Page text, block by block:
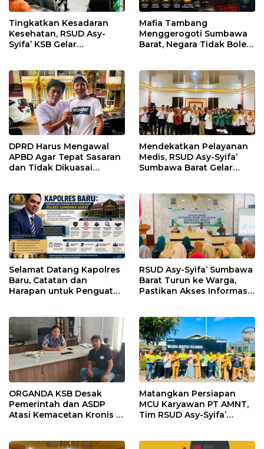
Tingkatkan Kesadaran
Kesehatan, RSUD Asy-
Syifa’ KSB Gelar
Mafia Tambang
Menggerogoti Sumbawa
Barat, Negara Tidak Boleh
DPRD Harus Mengawal
APBD Agar Tepat Sasaran
dan Tidak Dikuasai
Mendekatkan Pelayanan
Medis, RSUD Asy-Syifa’
Sumbawa Barat Gelar
Selamat Datang Kapolres
Baru, Catatan dan
Harapan untuk Penguatan
RSUD Asy-Syifa’ Sumbawa
Barat Turun ke Warga,
Pastikan Akses Informasi
ORGANDA KSB Desak
Pemerintah dan ASDP
Atasi Kemacetan Kronis di
Matangkan Persiapan
MCU Karyawan PT AMNT,
Tim RSUD Asy-Syifa’